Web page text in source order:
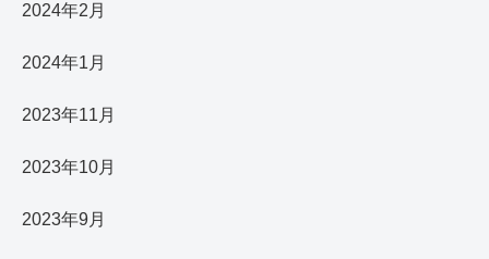
2024年2月
2024年1月
2023年11月
2023年10月
2023年9月